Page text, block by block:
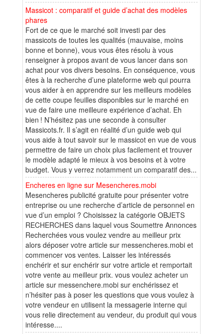
Massicot : comparatif et guide d’achat des modèles
phares
Fort de ce que le marché soit investi par des
massicots de toutes les qualités (mauvaise, moins
bonne et bonne), vous vous êtes résolu à vous
renseigner à propos avant de vous lancer dans son
achat pour vos divers besoins. En conséquence, vous
êtes à la recherche d’une plateforme web qui pourra
vous aider à en apprendre sur les meilleurs modèles
de cette coupe feuilles disponibles sur le marché en
vue de faire une meilleure expérience d’achat. Eh
bien ! N’hésitez pas une seconde à consulter
Massicots.fr. Il s’agit en réalité d’un guide web qui
vous aide à tout savoir sur le massicot en vue de vous
permettre de faire un choix plus facilement et trouver
le modèle adapté le mieux à vos besoins et à votre
budget. Vous y verrez notamment un comparatif des...
Encheres en ligne sur Mesencheres.mobi
Mesencheres publicité gratuite pour présenter votre
entreprise ou une recherche d’article de personnel en
vue d’un emploi ? Choisissez la catégorie OBJETS
RECHERCHES dans laquel vous Soumettre Annonces
Recherchées vous voulez vendre au meilleur prix
alors déposer votre article sur messencheres.mobi et
commencer vos ventes. Laisser les intéressés
enchérir et sur enchérir sur votre article et remportait
votre vente au meilleur prix. vous voulez acheter un
article sur messenchere.mobi sur enchérissez et
n’hésiter pas à poser les questions que vous voulez à
votre vendeur en utilisent la messagerie interne qui
vous relie directement au vendeur, du produit qui vous
intéresse....